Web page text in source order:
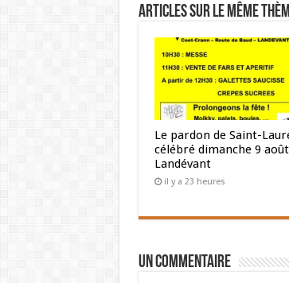
Articles sur le même
Le pardon de Saint-
célébré dimanche 9
Landévant
il y a 23 heures
Un commentaire